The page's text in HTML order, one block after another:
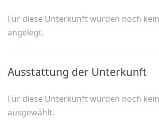
Für diese Unterkunft wurden noch
angelegt.
Ausstattung der Unterkunft
Für diese Unterkunft wurden noch
ausgewählt.